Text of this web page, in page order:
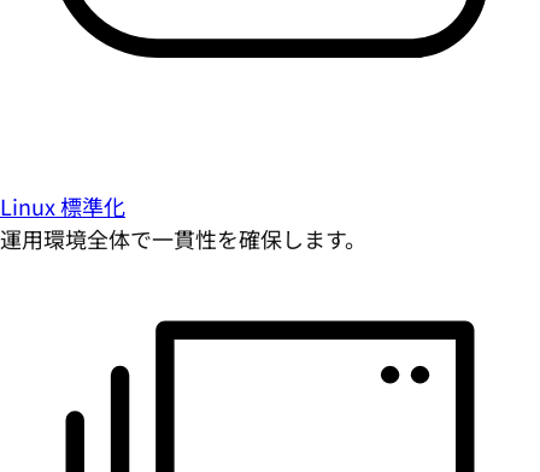
Linux 標準化
運用環境全体で一貫性を確保します。